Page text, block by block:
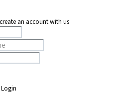
an account with us